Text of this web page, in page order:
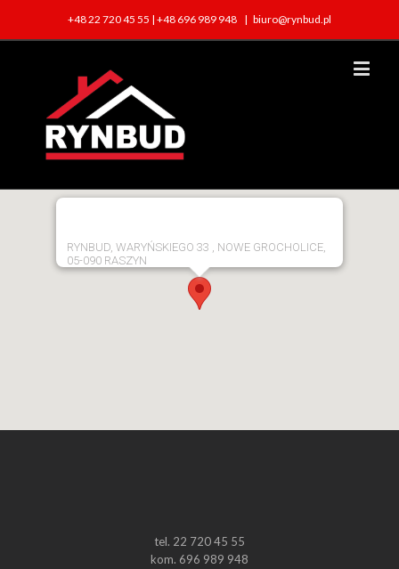
+48 22 720 45 55 | +48 696 989 948 | biuro@rynbud.pl
RYNBUD, WARYŃSKIEGO 33 , NOWE GROCHOLICE,
05-090 RASZYN
tel. 22 720 45 55
kom. 696 989 948